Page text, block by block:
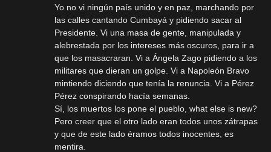
Yo no vi ningún país unido y en paz, marchando por
las calles cantando Cumbayá y pidiendo sacar al
Presidente. Vi una masa de gente, manipulada y
alebrestada por los intereses más oscuros, para ir a
que los masacraran. Vi a Ángela Zago pidiendo a los
militares que dieran un golpe. Vi a Napoleón Bravo
mintiendo diciendo que tenía la renuncia. Vi a Pérez
Pérez conspirando hacía semanas.
Sí, los muertos los pone el pueblo, what else is new?
Pero creer que el otro lado eran todos unos zátrapas
y que de este lado éramos todos inocentes, es
mentira.